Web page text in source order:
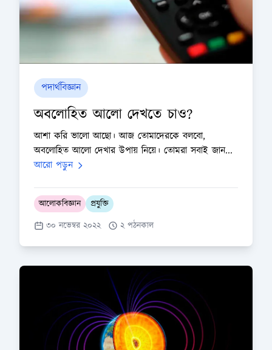
পদার্থবিজ্ঞান
অবলোহিত আলো দেখতে চাও?
আশা করি ভালো আছো। আজ তোমাদেরকে বলবো,
অবলোহিত আলো দেখার উপায় নিয়ে। তোমরা সবাই জান...
আরো পড়ুন
আলোকবিজ্ঞান
প্রযুক্তি
৩০ নভেম্বর ২০২২
২ পঠনকাল